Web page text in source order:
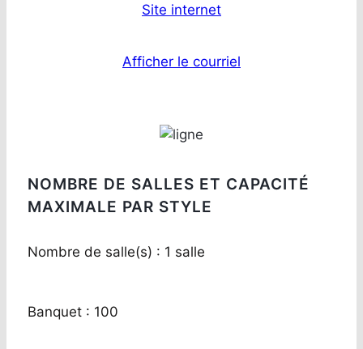
Site internet
Afficher le courriel
NOMBRE DE SALLES ET CAPACITÉ
MAXIMALE PAR STYLE
Nombre de salle(s) : 1 salle
Banquet : 100